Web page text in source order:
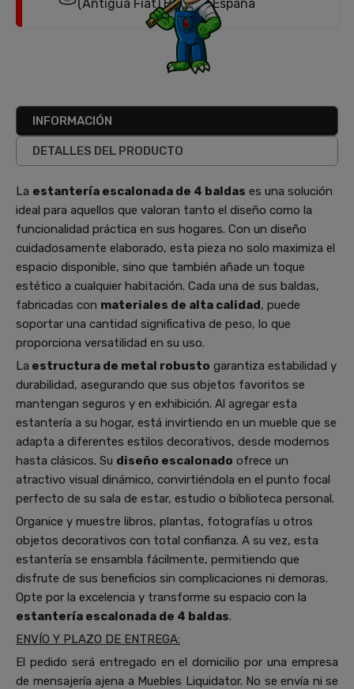
(Antigua Fiat) Burgos, España
INFORMACIÓN
DETALLES DEL PRODUCTO
La estantería escalonada de 4 baldas es una solución
ideal para aquellos que valoran tanto el diseño como la
funcionalidad práctica en sus hogares. Con un diseño
cuidadosamente elaborado, esta pieza no solo maximiza el
espacio disponible, sino que también añade un toque
estético a cualquier habitación. Cada una de sus baldas,
fabricadas con materiales de alta calidad, puede
soportar una cantidad significativa de peso, lo que
proporciona versatilidad en su uso.
La estructura de metal robusto garantiza estabilidad y
durabilidad, asegurando que sus objetos favoritos se
mantengan seguros y en exhibición. Al agregar esta
estantería a su hogar, está invirtiendo en un mueble que se
adapta a diferentes estilos decorativos, desde modernos
hasta clásicos. Su diseño escalonado ofrece un
atractivo visual dinámico, convirtiéndola en el punto focal
perfecto de su sala de estar, estudio o biblioteca personal.
Organice y muestre libros, plantas, fotografías u otros
objetos decorativos con total confianza. A su vez, esta
estantería se ensambla fácilmente, permitiendo que
disfrute de sus beneficios sin complicaciones ni demoras.
Opte por la excelencia y transforme su espacio con la
estantería escalonada de 4 baldas.
ENVÍO Y PLAZO DE ENTREGA:
El pedido será entregado en el domicilio por una empresa
de mensajería ajena a Muebles Liquidator. No se envía ni se